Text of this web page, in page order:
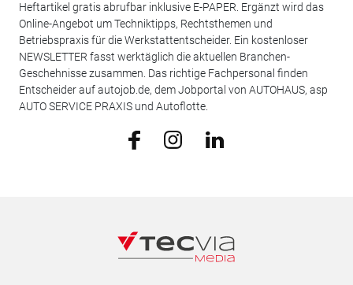
Heftartikel gratis abrufbar inklusive E-PAPER. Ergänzt wird das
Online-Angebot um Techniktipps, Rechtsthemen und
Betriebspraxis für die Werkstattentscheider. Ein kostenloser
NEWSLETTER fasst werktäglich die aktuellen Branchen-
Geschehnisse zusammen. Das richtige Fachpersonal finden
Entscheider auf autojob.de, dem Jobportal von AUTOHAUS, asp
AUTO SERVICE PRAXIS und Autoflotte.